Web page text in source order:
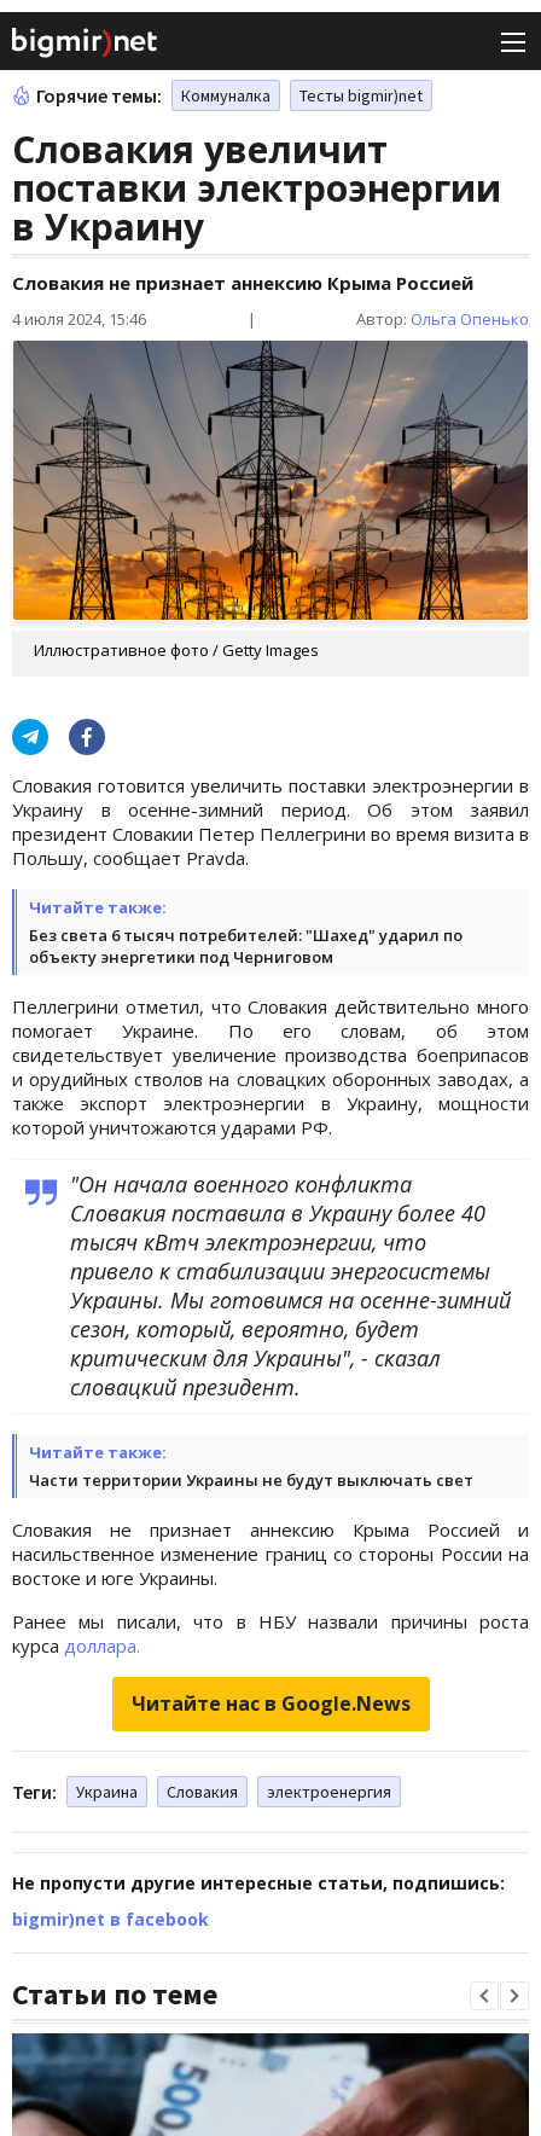
Горячие темы: Коммуналка Тесты bigmir)net
Словакия увеличит
поставки электроэнергии
в Украину
Словакия не признает аннексию Крыма Россией
4 июля 2024, 15:46 | Автор: Ольга Опенько
Иллюстративное фото / Getty Images
Словакия готовится увеличить поставки электроэнергии в
Украину в осенне-зимний период. Об этом заявил
президент Словакии Петер Пеллегрини во время визита в
Польшу, сообщает Pravda.
Читайте также:
Без света 6 тысяч потребителей: "Шахед" ударил по
объекту энергетики под Черниговом
Пеллегрини отметил, что Словакия действительно много
помогает Украине. По его словам, об этом
свидетельствует увеличение производства боеприпасов
и орудийных стволов на словацких оборонных заводах, а
также экспорт электроэнергии в Украину, мощности
которой уничтожаются ударами РФ.
"Он начала военного конфликта
Словакия поставила в Украину более 40
тысяч кВтч электроэнергии, что
привело к стабилизации энергосистемы
Украины. Мы готовимся на осенне-зимний
сезон, который, вероятно, будет
критическим для Украины", - сказал
словацкий президент.
Читайте также:
Части территории Украины не будут выключать свет
Словакия не признает аннексию Крыма Россией и
насильственное изменение границ со стороны России на
востоке и юге Украины.
Ранее мы писали, что в НБУ назвали причины роста
курса доллара.
Читайте нас в Google.News
Теги: Украина Словакия электроенергия
Не пропусти другие интересные статьи, подпишись:
bigmir)net в facebook
Статьи по теме